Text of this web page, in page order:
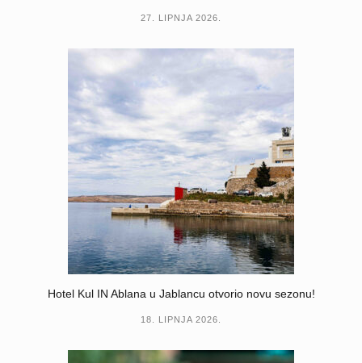
27. LIPNJA 2026.
Hotel Kul IN Ablana u Jablancu otvorio novu sezonu!
18. LIPNJA 2026.